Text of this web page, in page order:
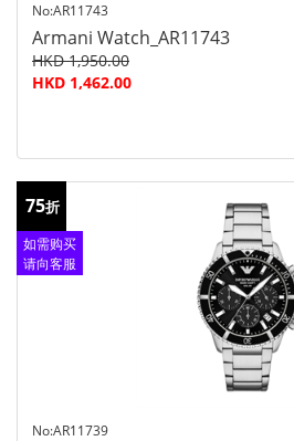
No:AR11743
Armani Watch_AR11743
HKD 1,950.00
HKD 1,462.00
75折
如需购买
请向客服
No:AR11739